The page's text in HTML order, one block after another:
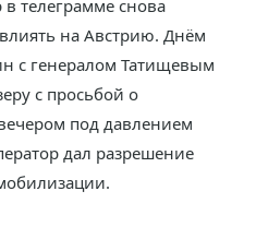
телеграмме снова
на Австрию. Днём
с генералом Татищевым
с просьбой о
под давлением
дал разрешение